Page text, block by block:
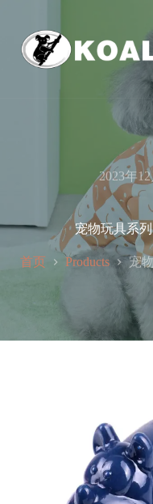
2023年12
宠物玩具系列
首页 Products 宠